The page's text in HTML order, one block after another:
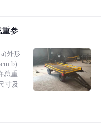
重参
外形
b)
总重
寸及